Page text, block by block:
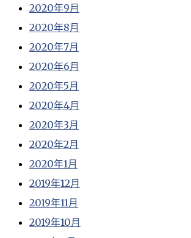
2020年9月
2020年8月
2020年7月
2020年6月
2020年5月
2020年4月
2020年3月
2020年2月
2020年1月
2019年12月
2019年11月
2019年10月